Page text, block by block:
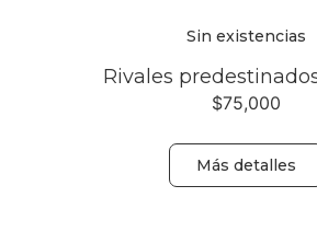
Sin existencias
Rivales
$75,000
Más detalles